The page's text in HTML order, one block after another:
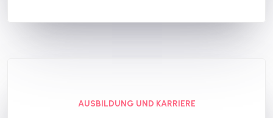
AUSBILDUNG UND KARRIERE